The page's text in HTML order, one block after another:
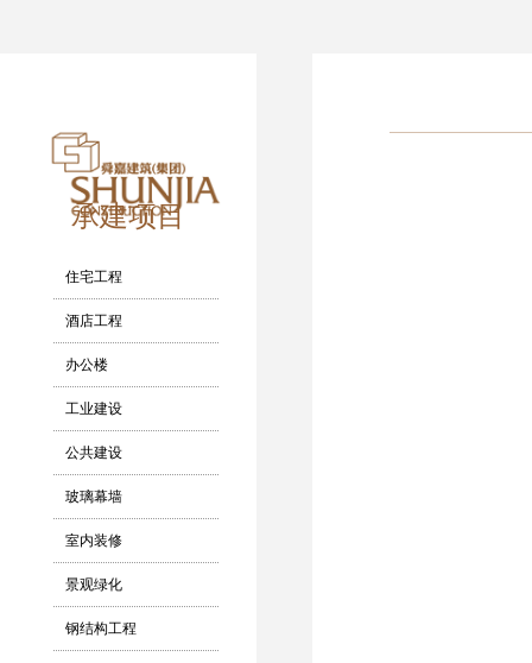
住宅工程
酒店工程
办公楼
工业建设
公共建设
玻璃幕墙
室内装修
景观绿化
钢结构工程
承建项目